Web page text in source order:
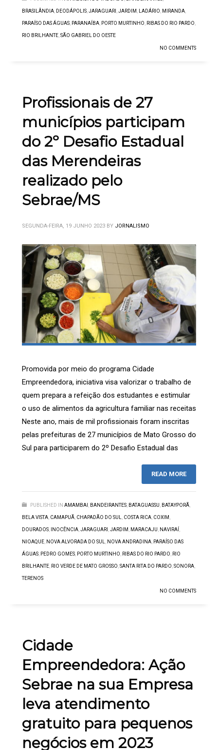
BRASILÂNDIA, DEODÁPOLIS,JARAGUARI ,JARDIM , LADÁRIO, MIRANDA,
PARAÍSO DAS ÁGUAS, PARANAÍBA, PORTO MURTINHO, RIBAS DO RIO PARDO,
RIO BRILHANTE,SÃO GABRIEL DO OESTE
NO COMMENTS
Profissionais de 27
municípios participam
do 2º Desafio Estadual
das Merendeiras
realizado pelo
Sebrae/MS
SEGUNDA-FEIRA, 19 JUNHO 2023 BY JORNALISMO
Promovida por meio do programa Cidade
Empreendedora, iniciativa visa valorizar o trabalho de
quem prepara a refeição dos estudantes e estimular
o uso de alimentos da agricultura familiar nas receitas
Neste ano, mais de mil profissionais foram inscritas
pelas prefeituras de 27 municípios de Mato Grosso do
Sul para participarem do 2º Desafio Estadual das
READ MORE
PUBLISHED IN AMAMBAI BANDEIRANTES BATAGUASSU BATAYPORÃ
BELA VISTA CAMAPUÃ CHAPADÃO DO SUL COSTA RICA COXIM
DOURADOS INOCÊNCIA JARAGUARI JARDIM MARACAJU NAVIRAÍ
NIOAQUE NOVA ALVORADA DO SUL NOVA ANDRADINA PARAÍSO DAS
ÁGUAS PEDRO GOMES PORTO MURTINHO RIBAS DO RIO PARDO RIO
BRILHANTE RIO VERDE DE MATO GROSSO SANTA RITA DO PARDO SONORA
TERENOS
NO COMMENTS
Cidade
Empreendedora: Ação
Sebrae na sua Empresa
leva atendimento
gratuito para pequenos
negócios em 2023